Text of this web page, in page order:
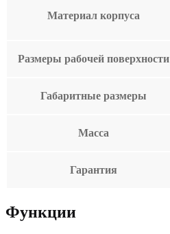
Материал корпуса
Размеры рабочей поверхности
Габаритные размеры
Масса
Гарантия
Функции